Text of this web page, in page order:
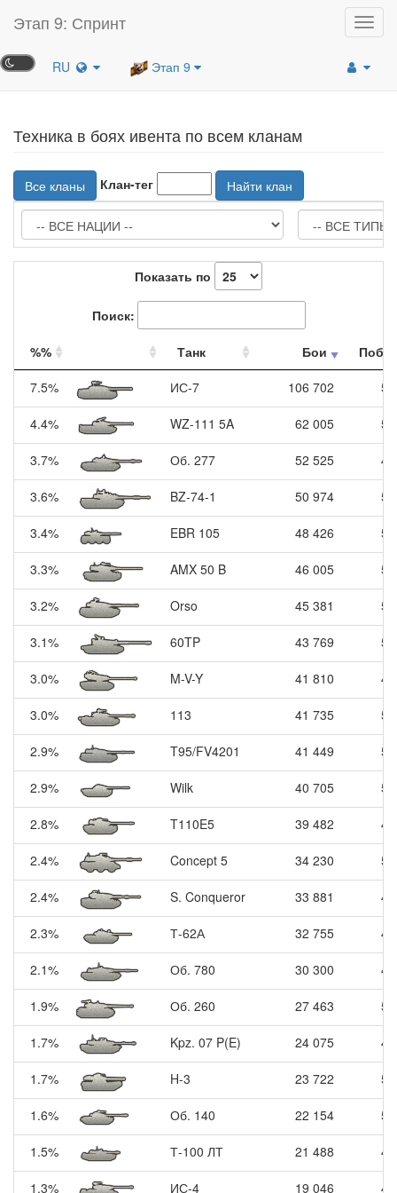
Этап 9: Спринт
RU Этап 9
Техника в боях ивента по всем кланам
Все кланы Клан-тег Найти клан
Показать по
Поиск:
%% Танк Бои
7.5%
ИС-7 106 702
4.4% WZ-111 5A 62 005
3.7% Об. 277 52 525
3.6% BZ-74-1 50 974
3.4% EBR 105 48 426
3.3% AMX 50 B 46 005
3.2% Orso 45 381
3.1% 60TP 43 769
3.0% M-V-Y 41 810
3.0% 113 41 735
2.9% T95/FV4201 41 449
2.9% Wilk 40 705
2.8% T110E5 39 482
2.4% Concept 5 34 230
2.4% S. Conqueror 33 881
2.3% Т-62А 32 755
2.1% Об. 780 30 300
1.9% Об. 260 27 463
1.7% Kpz. 07 P(E) 24 075
1.7% H-3 23 722
1.6% Об. 140 22 154
1.5% Т-100 ЛТ 21 488
1.3% ИС-4 19 046